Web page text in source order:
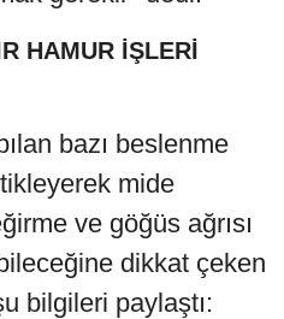
HAMUR İŞLERİ
bazı beslenme
mide
ve göğüs ağrısı
dikkat çeken
bilgileri paylaştı: